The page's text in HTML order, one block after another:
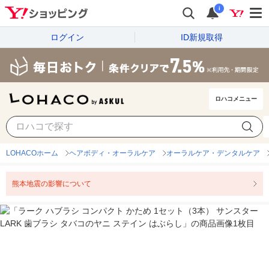
i
ログイン ID新規取得
ロハコメニュー
LOHACOホーム ヘアボディ・オーラルケア オーラルケア・デンタルケア
熊本地震の影響について